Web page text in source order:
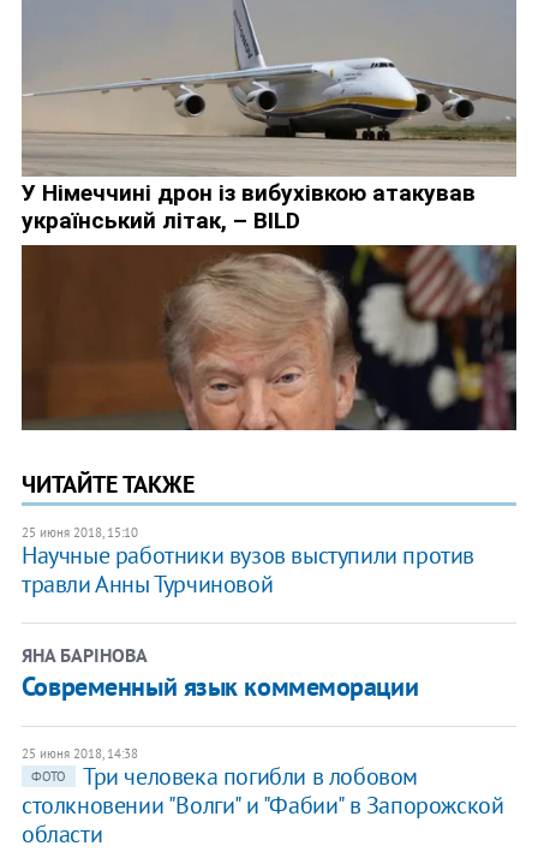
ЧИТАЙТЕ ТАКЖЕ
25 июня 2018, 15:10
Научные работники вузов выступили против
травли Анны Турчиновой
ЯНА БАРІНОВА
Современный язык коммеморации
25 июня 2018, 14:38
ФОТО
Три человека погибли в лобовом
столкновении "Волги" и "Фабии" в Запорожской
области